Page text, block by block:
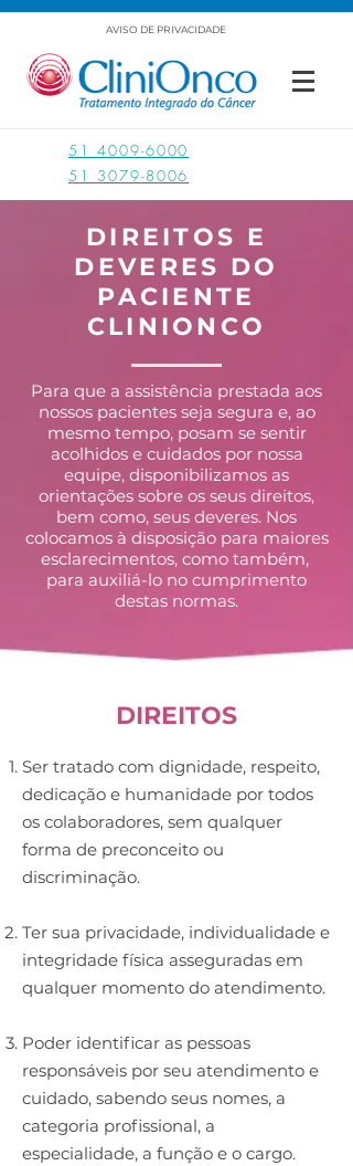
AVISO DE PRIVACIDADE
51 4009-6000
51 3079-8006
DIREITOS E
DEVERES DO
PACIENTE
CLINIONCO
Para que a assistência prestada aos
nossos pacientes seja segura e, ao
mesmo tempo, posam se sentir
acolhidos e cuidados por nossa
equipe, disponibilizamos as
orientações sobre os seus direitos,
bem como, seus deveres. Nos
colocamos à disposição para maiores
esclarecimentos, como também,
para auxiliá-lo no cumprimento
destas normas.
DIREITOS
Ser tratado com dignidade, respeito,
dedicação e humanidade por todos
os colaboradores, sem qualquer
forma de preconceito ou
discriminação.
Ter sua privacidade, individualidade e
integridade física asseguradas em
qualquer momento do atendimento.
Poder identificar as pessoas
responsáveis por seu atendimento e
cuidado, sabendo seus nomes, a
categoria profissional, a
especialidade, a função e o cargo.